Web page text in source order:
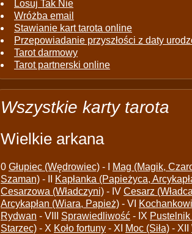
Losuj Tak Nie
Wróżba email
Stawianie kart tarota online
Przepowiadanie przyszłości z daty
Tarot darmowy
Tarot partnerski online
Wszystkie karty tarota
Wielkie arkana
0 Głupiec (Wędrowiec) - I
Mag (Magik,
Szaman) - II Kapłanka (Papieżyca,
Cesarzowa (Władczyni) - IV Cesarz
Arcykapłan (Wiara, Papież) - VI
Rydwan - VIII Sprawiedliwość - IX
Starzec) - X Koło fortuny - XI Moc (Siła) - XII